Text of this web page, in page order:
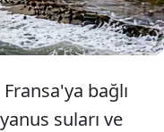
bağlı
suları ve